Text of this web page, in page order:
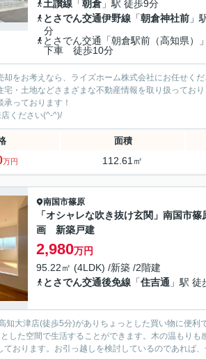
土讃線 「朝倉 」駅 徒歩9分
とさでん交通伊野線 「朝倉神社前 」
分
とさでん交通「朝倉駅前（高知県）
下車 徒歩10分
をお考えなら、ライズホーム株式会社にお任せくだ
・土地などさまざまな不動産情報を取り扱っており
っております！
ください‍(^-^)/
面積
万円 112.61㎡
南国市篠原
「オシャレな吹き抜け玄関」南国市
画 新築戸建
2,980万円
95.22㎡ (4LDK) /新築 /2階建
とさでん交通後免線 「住吉通 」駅 徒
知大津店(徒歩5分)がありちょっとした買い物に便
した空間で生活することができます。木の温もり
ております。お引っ越しを検討しているのであれば